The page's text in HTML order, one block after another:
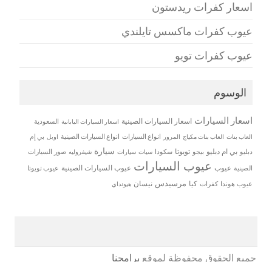
اسعار كفرات ريدستون
عيوب كفرات ماكسس تايلندي
عيوب كفرات تويو
الوسوم
اسعار السيارات اسعار السيارات الصينية اسعار السيارات اليابانية السعودية
العاب بنات العاب بنات مكياج المرور انواع السيارات انواع السيارات الصينية اوبل بي إم
دبليو بي ام دبليو بيجو تويوتا سكودا سيات سيارات سيارة شيفروليه صور السيارات
الصينية عيوب عيوب السيارات عيوب السيارات الصينية عيوب تويوتا
عيوب هوندا كفرات كيا مرسيدس نيسان هيونداي
جميع الحقوق محفوظة لموقع برامجنا